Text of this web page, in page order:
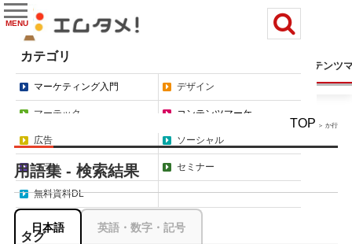
マーケティング入門 コンテンツ
MENU
カテゴリ
マーケティング入門 デザイン
マーテック コンテンツマーケ
広告 ソーシャル
コラム セミナー
無料資料DL
タグ
TOP ＞ か行
用語集 - 検索結果
日本語 英語・数字・記号